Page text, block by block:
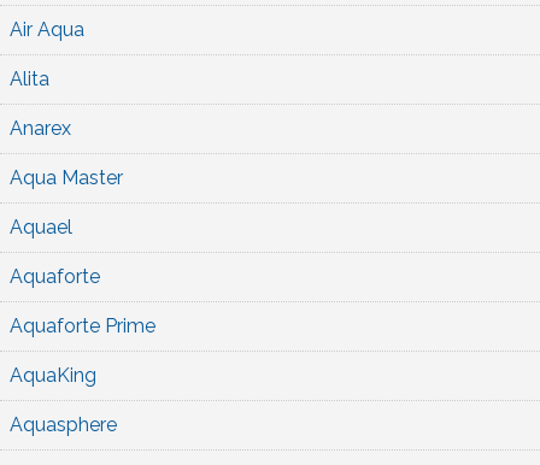
Air Aqua
Alita
Anarex
Aqua Master
Aquael
Aquaforte
Aquaforte Prime
AquaKing
Aquasphere